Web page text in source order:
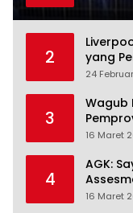
2
yang
24
3
Wagub
16 Maret
4
AGK:
16 Maret